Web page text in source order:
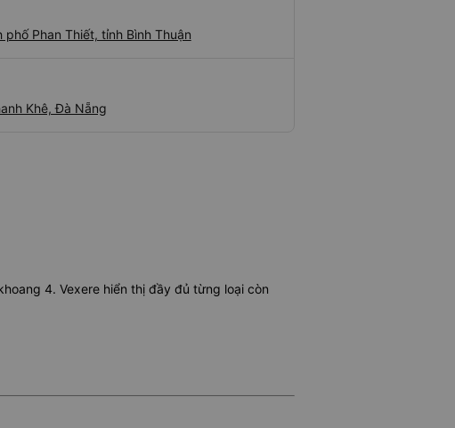
Phan Thiết, tỉnh Bình Thuận
Khê, Đà Nẵng
4. Vexere hiển thị đầy đủ từng loại còn